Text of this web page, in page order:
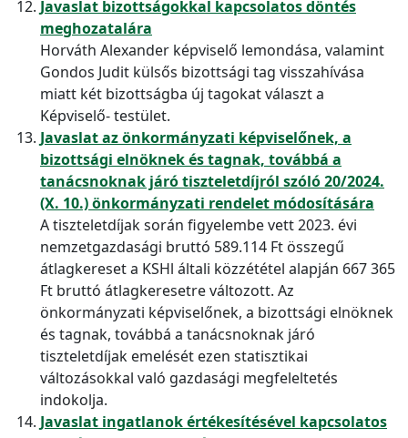
Javaslat bizottságokkal kapcsolatos döntés
meghozatalára
Horváth Alexander képviselő lemondása, valamint
Gondos Judit külsős bizottsági tag visszahívása
miatt két bizottságba új tagokat választ a
Képviselő- testület.
Javaslat az önkormányzati képviselőnek, a
bizottsági elnöknek és tagnak, továbbá a
tanácsnoknak járó tiszteletdíjról szóló 20/2024.
(X. 10.) önkormányzati rendelet módosítására
A tiszteletdíjak során figyelembe vett 2023. évi
nemzetgazdasági bruttó 589.114 Ft összegű
átlagkereset a KSHl általi közzététel alapján 667 365
Ft bruttó átlagkeresetre változott. Az
önkormányzati képviselőnek, a bizottsági elnöknek
és tagnak, továbbá a tanácsnoknak járó
tiszteletdíjak emelését ezen statisztikai
változásokkal való gazdasági megfeleltetés
indokolja.
Javaslat ingatlanok értékesítésével kapcsolatos